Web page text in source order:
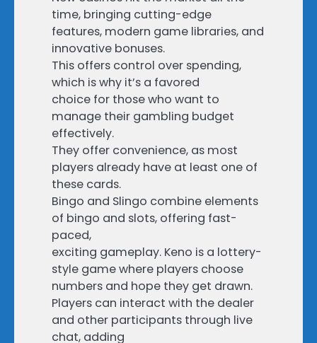
time, bringing cutting-edge
features, modern game libraries, and
innovative bonuses.
This offers control over spending,
which is why it’s a favored
choice for those who want to
manage their gambling budget
effectively.
They offer convenience, as most
players already have at least one of
these cards.
Bingo and Slingo combine elements
of bingo and slots, offering fast-
paced,
exciting gameplay. Keno is a lottery-
style game where players choose
numbers and hope they get drawn.
Players can interact with the dealer
and other participants through live
chat, adding